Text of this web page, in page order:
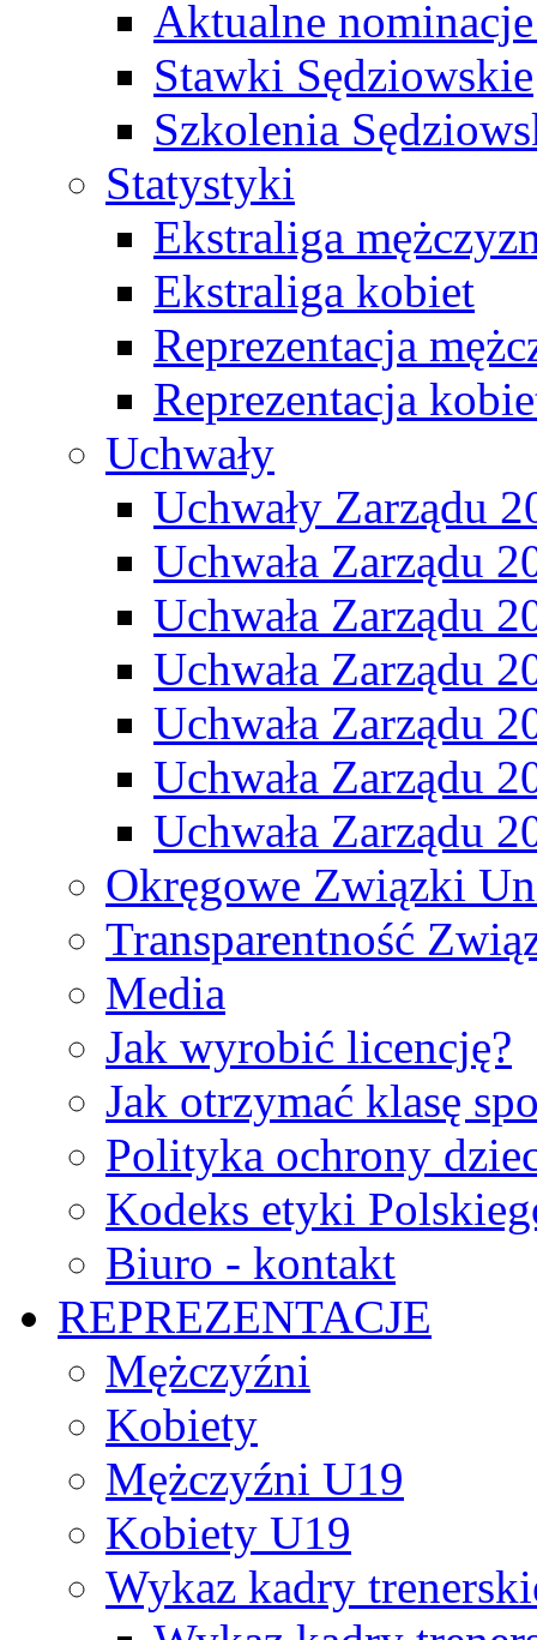
Aktualne
Stawki Sędziowskie
Szkolenia
Statystyki
Ekstraliga
Ekstraliga kobiet
Reprezentacja
Reprezentacja
Uchwały
Uchwały Zarządu
Uchwała Zarządu
Uchwała Zarządu
Uchwała Zarządu
Uchwała Zarządu
Uchwała Zarządu
Uchwała Zarządu
Okręgowe Związki
Transparentność
Media
Jak wyrobić licencję?
Jak otrzymać klasę
Polityka ochrony
Kodeks etyki
Biuro - kontakt
REPREZENTACJE
Mężczyźni
Kobiety
Mężczyźni U19
Kobiety U19
Wykaz kadry